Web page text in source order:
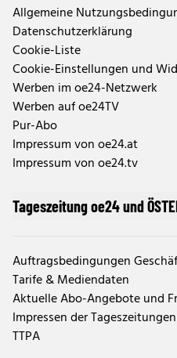
Allgemeine
Datenschutzerklärung
Cookie-Liste
Cookie-Einstellungen und
Werben im oe24-Netzwerk
Werben auf oe24TV
Pur-Abo
Impressum von oe24.at
Impressum von oe24.tv
Tageszeitung oe24 und
Auftragsbedingungen
Tarife & Mediendaten
Aktuelle Abo-Angebote und
Impressen der
TTPA